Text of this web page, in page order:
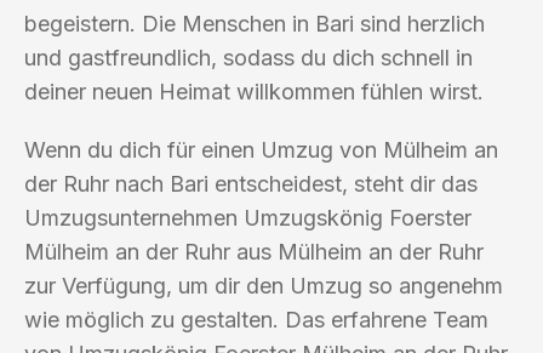
begeistern. Die Menschen in Bari sind herzlich
und gastfreundlich, sodass du dich schnell in
deiner neuen Heimat willkommen fühlen wirst.
Wenn du dich für einen Umzug von Mülheim an
der Ruhr nach Bari entscheidest, steht dir das
Umzugsunternehmen Umzugskönig Foerster
Mülheim an der Ruhr aus Mülheim an der Ruhr
zur Verfügung, um dir den Umzug so angenehm
wie möglich zu gestalten. Das erfahrene Team